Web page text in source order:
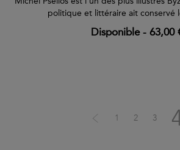
politique et littéraire ait conservé
Disponible- 63,00
1 2 3